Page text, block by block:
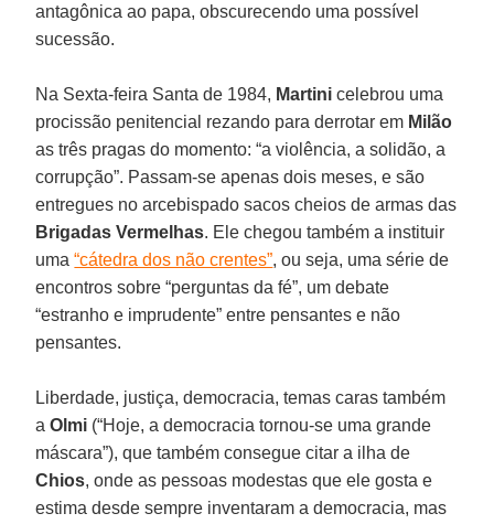
antagônica ao papa, obscurecendo uma possível
sucessão.
Na Sexta-feira Santa de 1984, Martini celebrou uma
procissão penitencial rezando para derrotar em Milão
as três pragas do momento: “a violência, a solidão, a
corrupção”. Passam-se apenas dois meses, e são
entregues no arcebispado sacos cheios de armas das
Brigadas Vermelhas. Ele chegou também a instituir
uma“cátedra dos não crentes”, ou seja, uma série de
encontros sobre “perguntas da fé”, um debate
“estranho e imprudente” entre pensantes e não
pensantes.
Liberdade, justiça, democracia, temas caras também
aOlmi (“Hoje, a democracia tornou-se uma grande
máscara”), que também consegue citar a ilha de
Chios, onde as pessoas modestas que ele gosta e
estima desde sempre inventaram a democracia, mas